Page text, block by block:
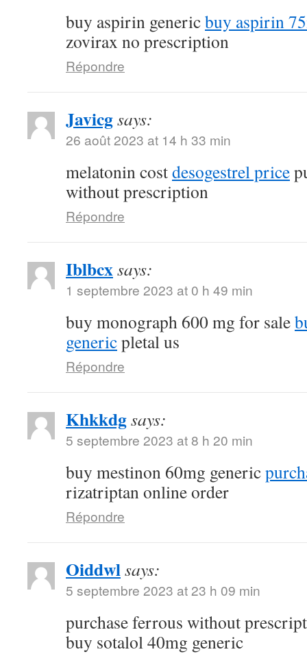
buy aspirin genericbuy aspirin
zovirax no prescription
Répondre
Javicgsays:
26 août 2023 at 14 h 33 min
melatonin costdesogestrel price
without prescription
Répondre
Iblbcxsays:
1 septembre 2023 at 0 h 49 min
buy monograph 600 mg for sale
genericpletal us
Répondre
Khkkdgsays:
5 septembre 2023 at 8 h 20 min
buy mestinon 60mg generic
rizatriptan online order
Répondre
Oiddwlsays:
5 septembre 2023 at 23 h 09 min
purchase ferrous without
buy sotalol 40mg generic